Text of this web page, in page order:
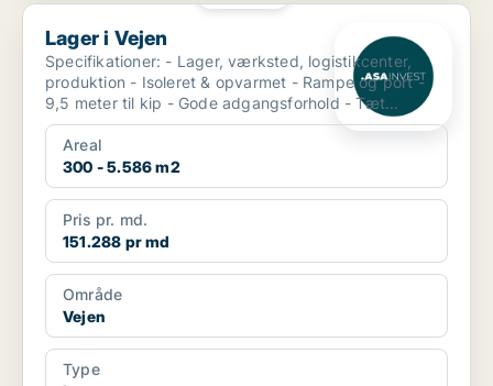
Lager i Vejen
Lager i Vejen
Specifikationer: - Lager, værksted, logistikcenter,
produktion - Isoleret & opvarmet - Rampe og port -
9,5 meter til kip - Gode adgangsforhold - Tæt...
Areal
300 - 5.586 m2
Pris pr. md.
151.288 pr md
Område
Vejen
Type